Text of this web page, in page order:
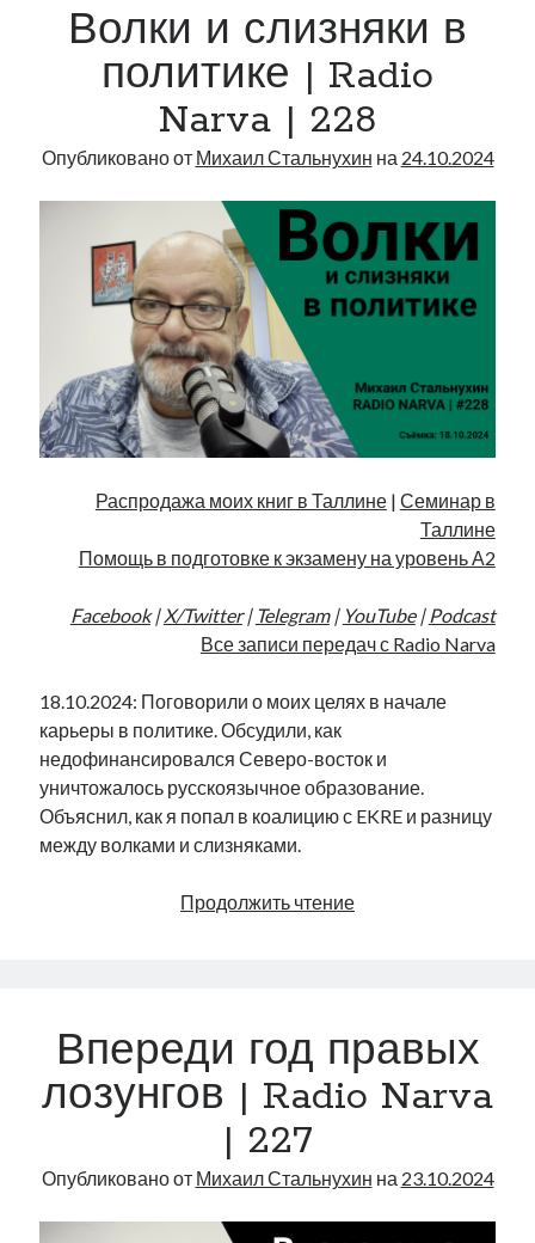
|
Волки и слизняки в
политике | Radio
Narva | 228
Опубликовано от Михаил Стальнухин на 24.10.2024
Распродажа моих книг в Таллине| Семинар в
Таллине
Помощь в подготовке к экзамену на уровень А2
Facebook| X/Twitter| Telegram| YouTube| Podcast
Все записи передач с Radio Narva
18.10.2024: Поговорили о моих целях в начале
карьеры в политике. Обсудили, как
недофинансировался Северо-восток и
уничтожалось русскоязычное образование.
Объяснил, как я попал в коалицию с EKRE и разницу
между волками и слизняками.
Продолжить чтениеВолки
|
Radio
Narva
Впереди год правых
лозунгов | Radio Narva
| 227
Опубликовано от Михаил Стальнухин на 23.10.2024